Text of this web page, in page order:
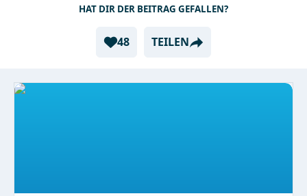
HAT DIR DER BEITRAG GEFALLEN?
48 TEILEN